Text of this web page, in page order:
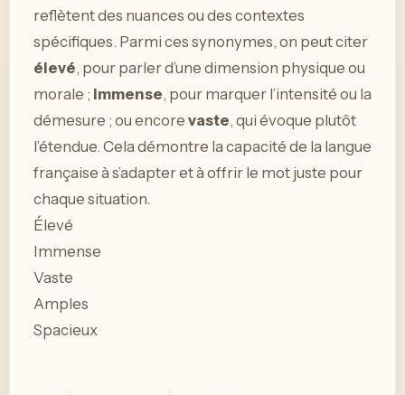
reflètent des nuances ou des contextes
spécifiques. Parmi ces synonymes, on peut citer
élevé, pour parler d’une dimension physique ou
morale ; immense, pour marquer l’intensité ou la
démesure ; ou encore vaste, qui évoque plutôt
l’étendue. Cela démontre la capacité de la langue
française à s’adapter et à offrir le mot juste pour
chaque situation.
Élevé
Immense
Vaste
Amples
Spacieux